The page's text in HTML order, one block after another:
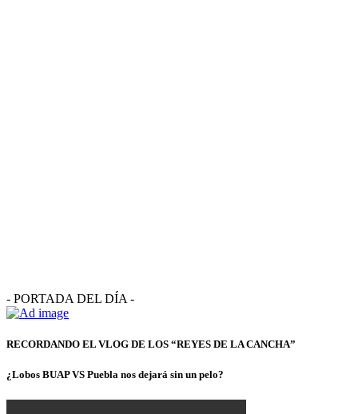
- PORTADA DEL DÍA -
RECORDANDO EL VLOG DE LOS “REYES DE LA CANCHA”
¿Lobos BUAP VS Puebla nos dejará sin un pelo?